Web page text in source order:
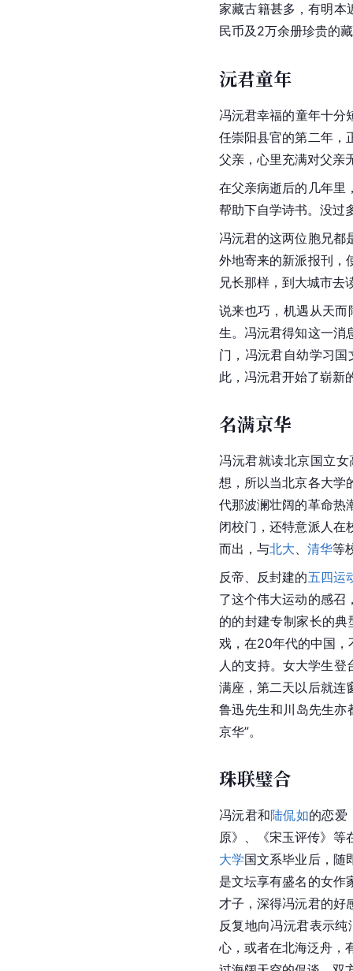
家藏古籍甚多，有明本
民币及2万余册珍贵的
沅君童年
冯沅君幸福的童年十分
任崇阳县官的第二年，
父亲，心里充满对父亲
在父亲病逝后的几年里
帮助下自学诗书。没过
冯沅君的这两位胞兄都
外地寄来的新派报刊，
兄长那样，到大城市去
说来也巧，机遇从天而
生。冯沅君得知这一消
门，冯沅君自幼学习
此，冯沅君开始了崭新
名满京华
冯沅君就读北京国立
想，所以当北京各大学
代那波澜壮阔的革命热
闭校门，还特意派人在
而出，与北大 清华等
反帝、反封建的五四运
了这个伟大运动的感召
的的封建专制家长的
戏，在20年代的中国
人的支持。女大学生
满座，第二天以后就连
鲁迅先生和川岛先生亦
京华”。
珠联璧合
冯沅君和陆侃如的恋爱
原》、《宋玉评传》等
大学国文系毕业后，随
是文坛享有盛名的女作
才子，深得冯沅君的好
反复地向冯沅君表示
心，或者在北海泛舟，